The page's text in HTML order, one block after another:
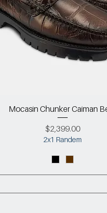
Mocasin Chunker Caiman
Precio
$2,399.00
2x1 Randem